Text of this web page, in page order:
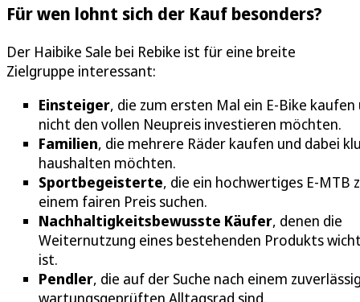
Für wen lohnt sich der Kauf besonders?
Der Haibike Sale bei Rebike ist für eine breite
Zielgruppe interessant:
Einsteiger, die zum ersten Mal ein E-Bike kaufen
nicht den vollen Neupreis investieren möchten.
Familien, die mehrere Räder kaufen und dabei
haushalten möchten.
Sportbegeisterte, die ein hochwertiges E-MTB
einem fairen Preis suchen.
Nachhaltigkeitsbewusste Käufer, denen die
Weiternutzung eines bestehenden Produkts
ist.
Pendler, die auf der Suche nach einem
wartungsgeprüften Alltagsrad sind.